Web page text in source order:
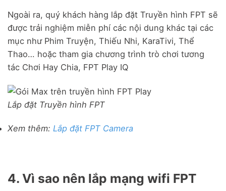
Ngoài ra, quý khách hàng lắp đặt Truyền hình FPT sẽ
được trải nghiệm miễn phí các nội dung khác tại các
mục như Phim Truyện, Thiếu Nhi, KaraTivi, Thể
Thao… hoặc tham gia chương trình trò chơi tương
tác Chơi Hay Chia, FPT Play IQ
Lắp đặt Truyền hình FPT
Xem thêm: Lắp đặt FPT Camera
4. Vì sao nên lắp mạng wifi FPT